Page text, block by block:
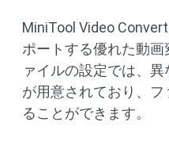
MiniTool Video
ポートする優れた動
ァイルの設定では、
が用意されており、
ることができます。